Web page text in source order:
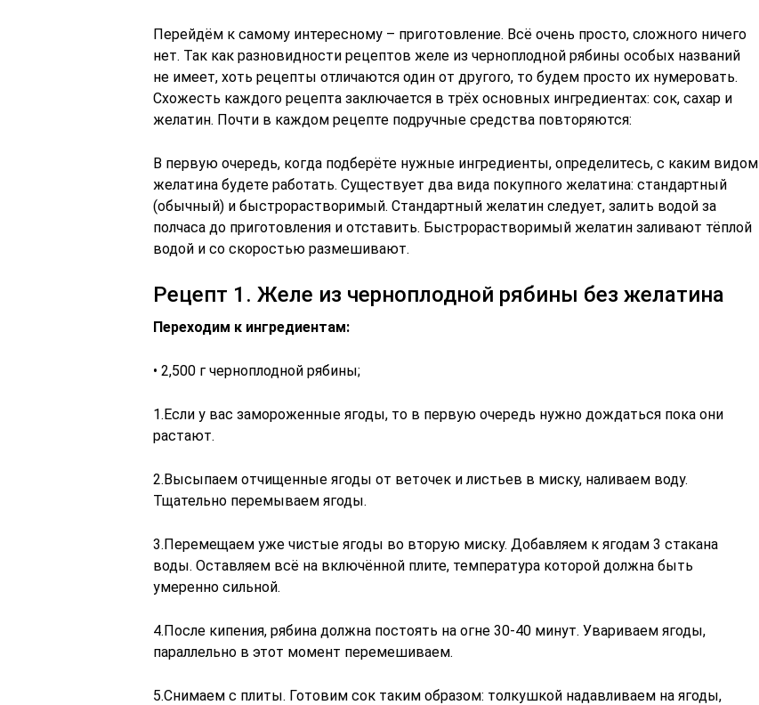
Перейдём к самому интересному – приготовление. Всё очень просто, сложного ничего
нет. Так как разновидности рецептов желе из черноплодной рябины особых названий
не имеет, хоть рецепты отличаются один от другого, то будем просто их нумеровать.
Схожесть каждого рецепта заключается в трёх основных ингредиентах: сок, сахар и
желатин. Почти в каждом рецепте подручные средства повторяются:
В первую очередь, когда подберёте нужные ингредиенты, определитесь, с каким видом
желатина будете работать. Существует два вида покупного желатина: стандартный
(обычный) и быстрорастворимый. Стандартный желатин следует, залить водой за
полчаса до приготовления и отставить. Быстрорастворимый желатин заливают тёплой
водой и со скоростью размешивают.
Рецепт 1. Желе из черноплодной рябины без желатина
Переходим к ингредиентам:
• 2,500 г черноплодной рябины;
1.Если у вас замороженные ягоды, то в первую очередь нужно дождаться пока они
растают.
2.Высыпаем отчищенные ягоды от веточек и листьев в миску, наливаем воду.
Тщательно перемываем ягоды.
3.Перемещаем уже чистые ягоды во вторую миску. Добавляем к ягодам 3 стакана
воды. Оставляем всё на включённой плите, температура которой должна быть
умеренно сильной.
4.После кипения, рябина должна постоять на огне 30-40 минут. Увариваем ягоды,
параллельно в этот момент перемешиваем.
5.Снимаем с плиты. Готовим сок таким образом: толкушкой надавливаем на ягоды,